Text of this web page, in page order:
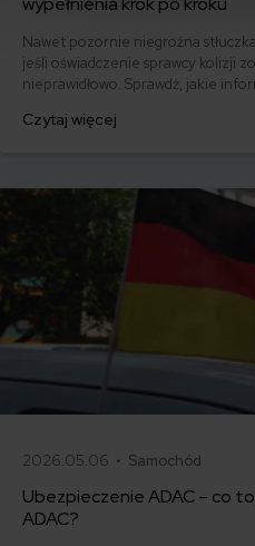
Nawet pozornie niegroźna
jeśli oświadczenie sprawcy kolizji
nieprawidłowo. Sprawdź, jakie
Czytaj więcej
2026.05.06 • Samochód
Ubezpieczenie ADAC – co
ADAC?